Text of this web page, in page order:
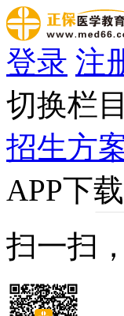
登录 注
切换栏目
招生方
APP下载
扫一扫